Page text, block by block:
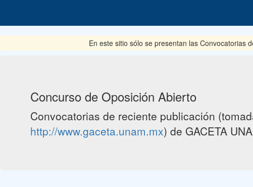
En este sitio sólo se presentan las Convocatorias del
Concurso de Oposición Abierto
Convocatorias de reciente publicación
http://www.gaceta.unam.mx) de GACETA